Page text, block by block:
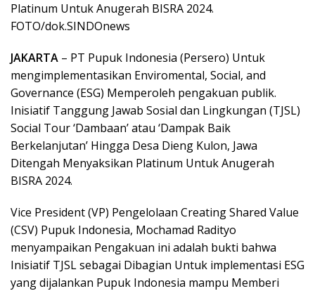
Platinum Untuk Anugerah BISRA 2024.
FOTO/dok.SINDOnews
JAKARTA – PT Pupuk Indonesia (Persero) Untuk
mengimplementasikan Enviromental, Social, and
Governance (ESG) Memperoleh pengakuan publik.
Inisiatif Tanggung Jawab Sosial dan Lingkungan (TJSL)
Social Tour ‘Dambaan’ atau ‘Dampak Baik
Berkelanjutan’ Hingga Desa Dieng Kulon, Jawa
Ditengah Menyaksikan Platinum Untuk Anugerah
BISRA 2024.
Vice President (VP) Pengelolaan Creating Shared Value
(CSV) Pupuk Indonesia, Mochamad Radityo
menyampaikan Pengakuan ini adalah bukti bahwa
Inisiatif TJSL sebagai Dibagian Untuk implementasi ESG
yang dijalankan Pupuk Indonesia mampu Memberi